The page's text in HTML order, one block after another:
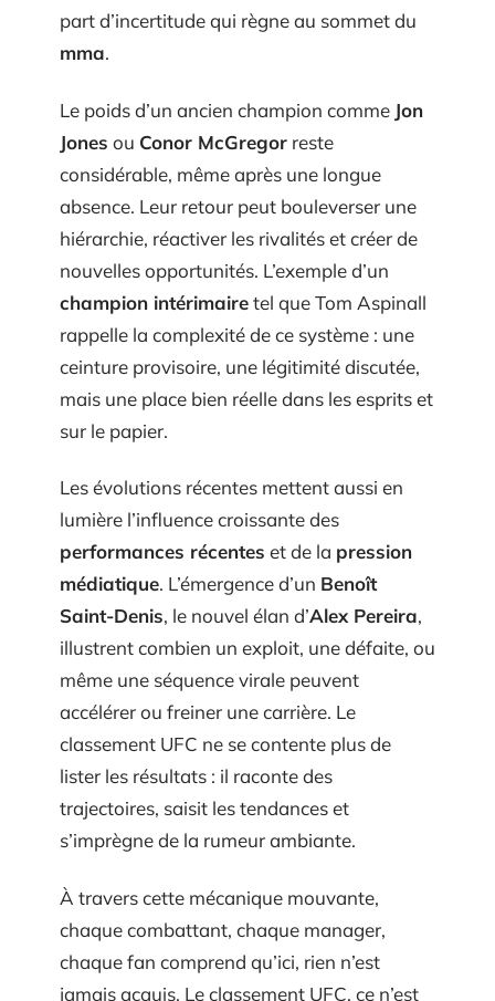
part d’incertitude qui règne au sommet du
mma.
Le poids d’un ancien champion comme Jon
Jones ou Conor McGregor reste
considérable, même après une longue
absence. Leur retour peut bouleverser une
hiérarchie, réactiver les rivalités et créer de
nouvelles opportunités. L’exemple d’un
champion intérimairetel que Tom Aspinall
rappelle la complexité de ce système : une
ceinture provisoire, une légitimité discutée,
mais une place bien réelle dans les esprits et
sur le papier.
Les évolutions récentes mettent aussi en
lumière l’influence croissante des
performances récentes et de la pression
médiatique. L’émergence d’un Benoît
Saint-Denis, le nouvel élan d’Alex Pereira,
illustrent combien un exploit, une défaite, ou
même une séquence virale peuvent
accélérer ou freiner une carrière. Le
classement UFC ne se contente plus de
lister les résultats : il raconte des
trajectoires, saisit les tendances et
s’imprègne de la rumeur ambiante.
À travers cette mécanique mouvante,
chaque combattant, chaque manager,
chaque fan comprend qu’ici, rien n’est
jamais acquis. Le classement UFC, ce n’est